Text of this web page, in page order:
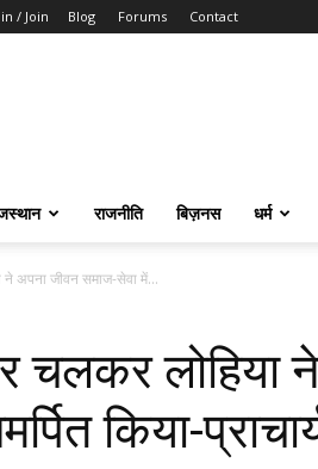
/ Join Blog Forums Contact
राजनीति बिज़नस धर्म
ने अपना जीवन समाज-सेवा में...
चलकर लोहिया
किया-